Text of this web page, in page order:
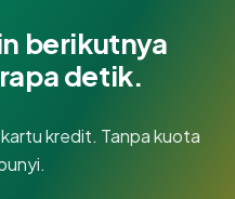
berikutnya
detik.
kredit. Tanpa kuota